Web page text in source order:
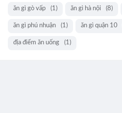
ăn gì gò vấp (1) ăn gì hà nội (8)
ăn gì phú nhuận (1) ăn gì quận 10
địa điểm ăn uống (1)